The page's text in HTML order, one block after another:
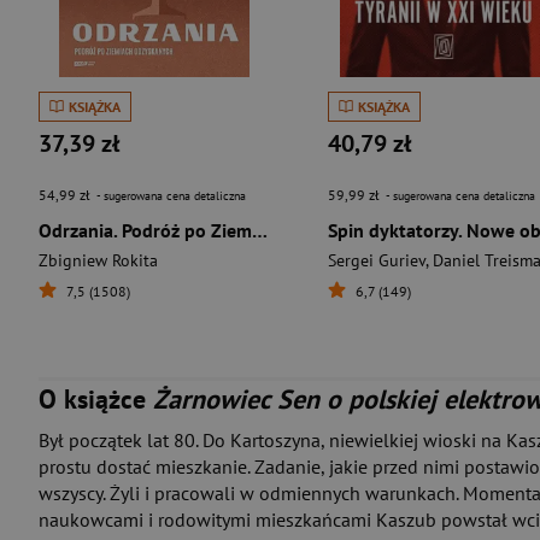
KSIĄŻKA
37,39 zł
54,99 zł - sugerowana cena detaliczna
Odrzania. Podróż po Ziemiach Odzyskanych
Zbigniew Rokita
7,5 (1508)
KSIĄŻKA
40,79 zł
59,99 zł - sugerowana cena detaliczna
Sergei Guriev, Daniel
6,7 (149)
O książce Żarnowiec Sen o polskiej
Był początek lat 80. Do Kartoszyna, niewielkiej wioski na
prostu dostać mieszkanie. Zadanie, jakie przed nimi
wszyscy. Żyli i pracowali w odmiennych warunkach.
naukowcami i rodowitymi mieszkańcami Kaszub powstał